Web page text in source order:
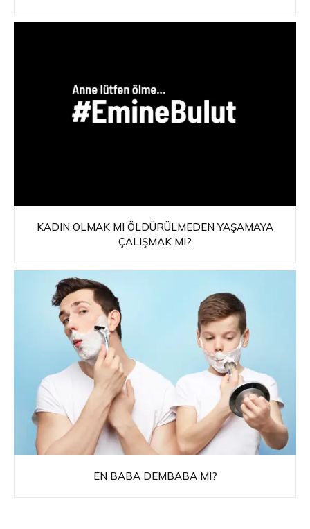
KADIN OLMAK MI ÖLDÜRÜLMEDEN YAŞAMAYA
ÇALIŞMAK MI?
EN BABA DEMBABA MI?